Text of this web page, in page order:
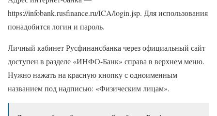
https://infobank.rusfinance.ru/ICA/login.jsp. Для использования
понадобится логин и пароль.
Личный кабинет Русфинансбанка через официальный сайт
доступен в разделе «ИНФО-Банк» справа в верхнем меню.
Нужно нажать на красную кнопку с одноименным
названием под надписью: «Физическим лицам».